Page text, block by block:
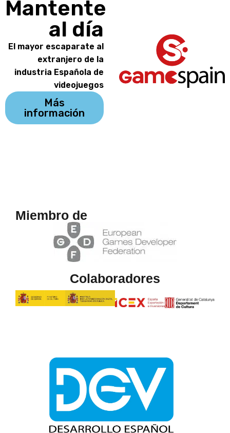
Mantente
al día
El mayor escaparate al
extranjero de la
industria Española de
videojuegos
Más
información
Miembro de
Colaboradores